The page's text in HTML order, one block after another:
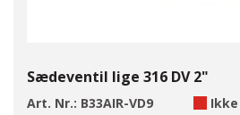
Sædeventil lige 316 DV 2"
Art. Nr.: B33AIR-VD9